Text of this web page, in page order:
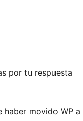
por tu respuesta
movido WP a